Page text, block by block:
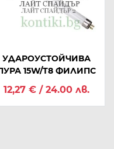
УДАРОУСТОЙЧИВА
15W/Т8 ФИЛИПС
12,27 € / 24.00 лв.